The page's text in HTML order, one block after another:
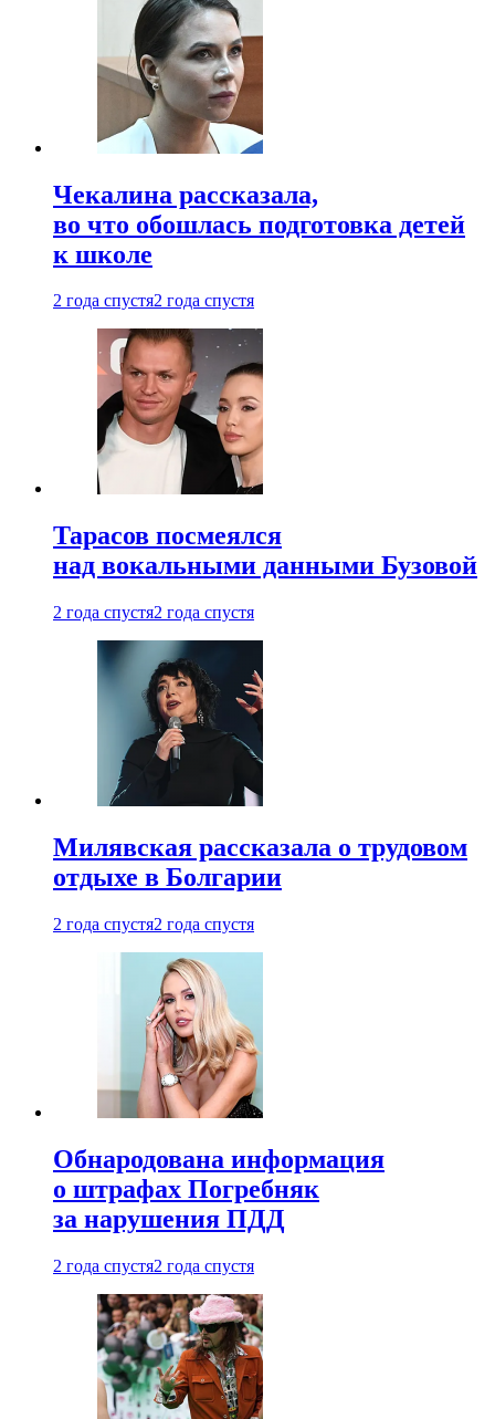
Чекалина рассказала,
во что обошлась подготовка детей
к школе
2 года спустя2 года спустя
Тарасов посмеялся
над вокальными данными Бузовой
2 года спустя2 года спустя
Милявская рассказала о трудовом
отдыхе в Болгарии
2 года спустя2 года спустя
Обнародована информация
о штрафах Погребняк
за нарушения ПДД
2 года спустя2 года спустя